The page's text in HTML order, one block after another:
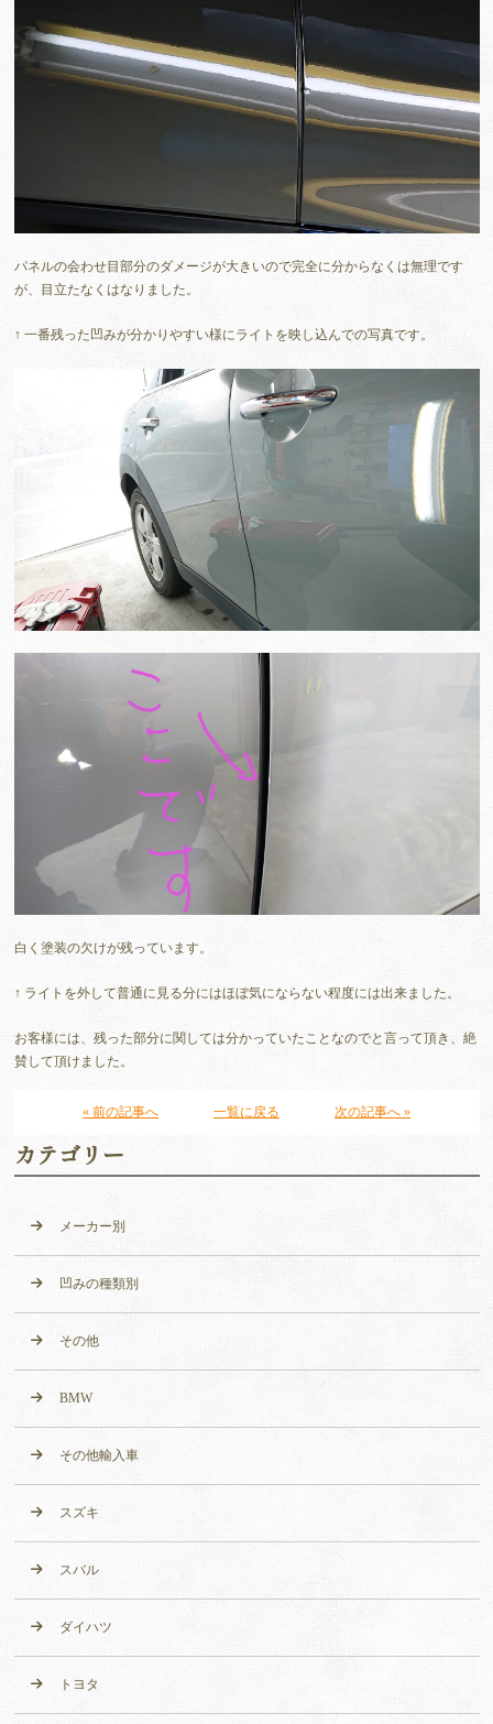
パネルの会わせ目部分のダメージが大きいので完全に分からなくは無理です
が、目立たなくはなりました。
↑ 一番残った凹みが分かりやすい様にライトを映し込んでの写真です。
白く塗装の欠けが残っています。
↑ ライトを外して普通に見る分にはほぼ気にならない程度には出来ました。
お客様には、残った部分に関しては分かっていたことなのでと言って頂き、絶
賛して頂けました。
« 前の記事へ 一覧に戻る 次の記事へ »
カテゴリー
メーカー別
凹みの種類別
その他
BMW
その他輸入車
スズキ
スバル
ダイハツ
トヨタ